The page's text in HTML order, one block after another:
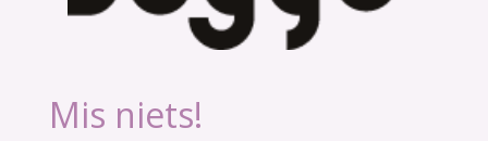
Mis niets!